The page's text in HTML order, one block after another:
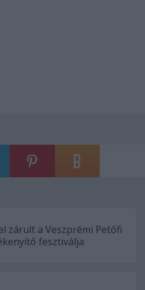
zárult a Veszprémi Petőfi
fesztiválja